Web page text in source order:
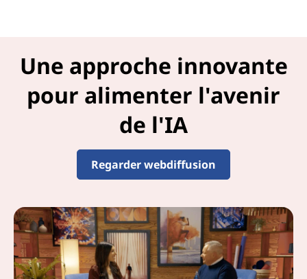
Une approche innovante
pour alimenter l'avenir
de l'IA
Regarder webdiffusion